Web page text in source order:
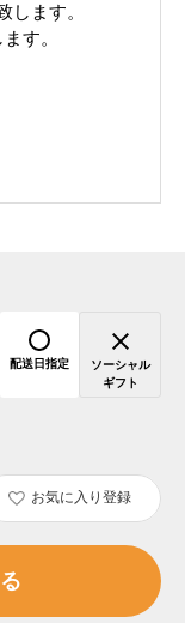
します。
す。
配送日指定
ソーシャル
ギフト
お気に入り登録